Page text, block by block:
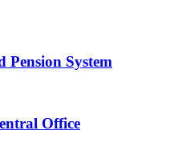
System
Office